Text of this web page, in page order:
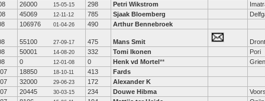
26000 15-05-15 298 Petri Wikstrom
45069 12-11-12 785 Sjaak Bloemberg
106976 01-04-26 490 Arthur Bennebroek
55100 27-09-17 475 Mans Smit
50001 14-08-20 332 Tomi Ikonen
Pori
0 12-01-08 0 Henk vd Mortel**
18850 18-10-11 413
Fards
32000 29-06-23 172
Alexander K
20445 30-03-15 234 Douwe Hibma